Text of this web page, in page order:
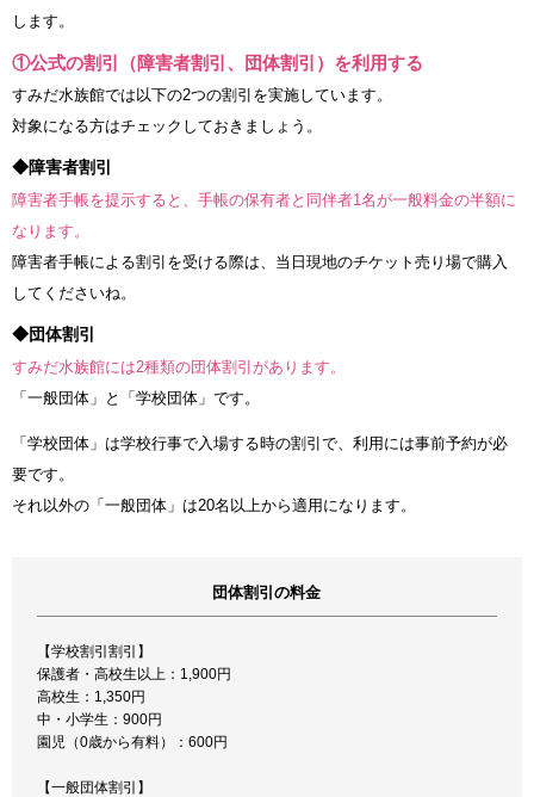
します。
①公式の割引（障害者割引、団体割引）を利用する
すみだ水族館では以下の2つの割引を実施しています。
対象になる方はチェックしておきましょう。
◆障害者割引
障害者手帳を提示すると、手帳の保有者と同伴者1名が一般料金の半額に
なります。
障害者手帳による割引を受ける際は、当日現地のチケット売り場で購入
してくださいね。
◆団体割引
すみだ水族館には2種類の団体割引があります。
「一般団体」と「学校団体」です。
「学校団体」は学校行事で入場する時の割引で、利用には事前予約が必
要です。
それ以外の「一般団体」は20名以上から適用になります。
団体割引の料金
【学校割引割引】
保護者・高校生以上：1,900円
高校生：1,350円
中・小学生：900円
園児（0歳から有料）：600円
【一般団体割引】